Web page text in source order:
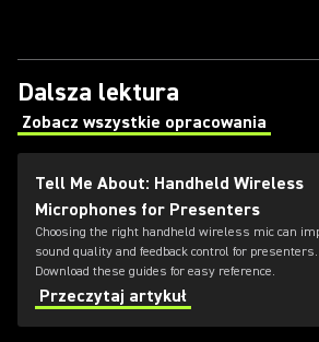
Dalsza lektura
Zobacz wszystkie opracowania
(Opens in a new tab)
Tell Me About: Handheld Wireless
Microphones for Presenters
Choosing the right handheld wireless mic can
sound quality and feedback control for presenters.
Download these guides for easy reference.
Przeczytaj artykuł